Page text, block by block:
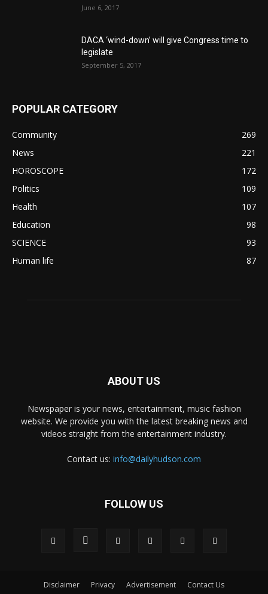
June 6, 2017
DACA ‘wind-down’ will give Congress time to
legislate
September 5, 2017
POPULAR CATEGORY
Community
269
News
221
HOROSCOPE
172
Politics
109
Health
107
Education
98
SCIENCE
93
Human life
87
ABOUT US
Newspaper is your news, entertainment, music fashion
website. We provide you with the latest breaking news and
videos straight from the entertainment industry.
Contact us: info@dailyhudson.com
FOLLOW US
Disclaimer Privacy Advertisement Contact Us